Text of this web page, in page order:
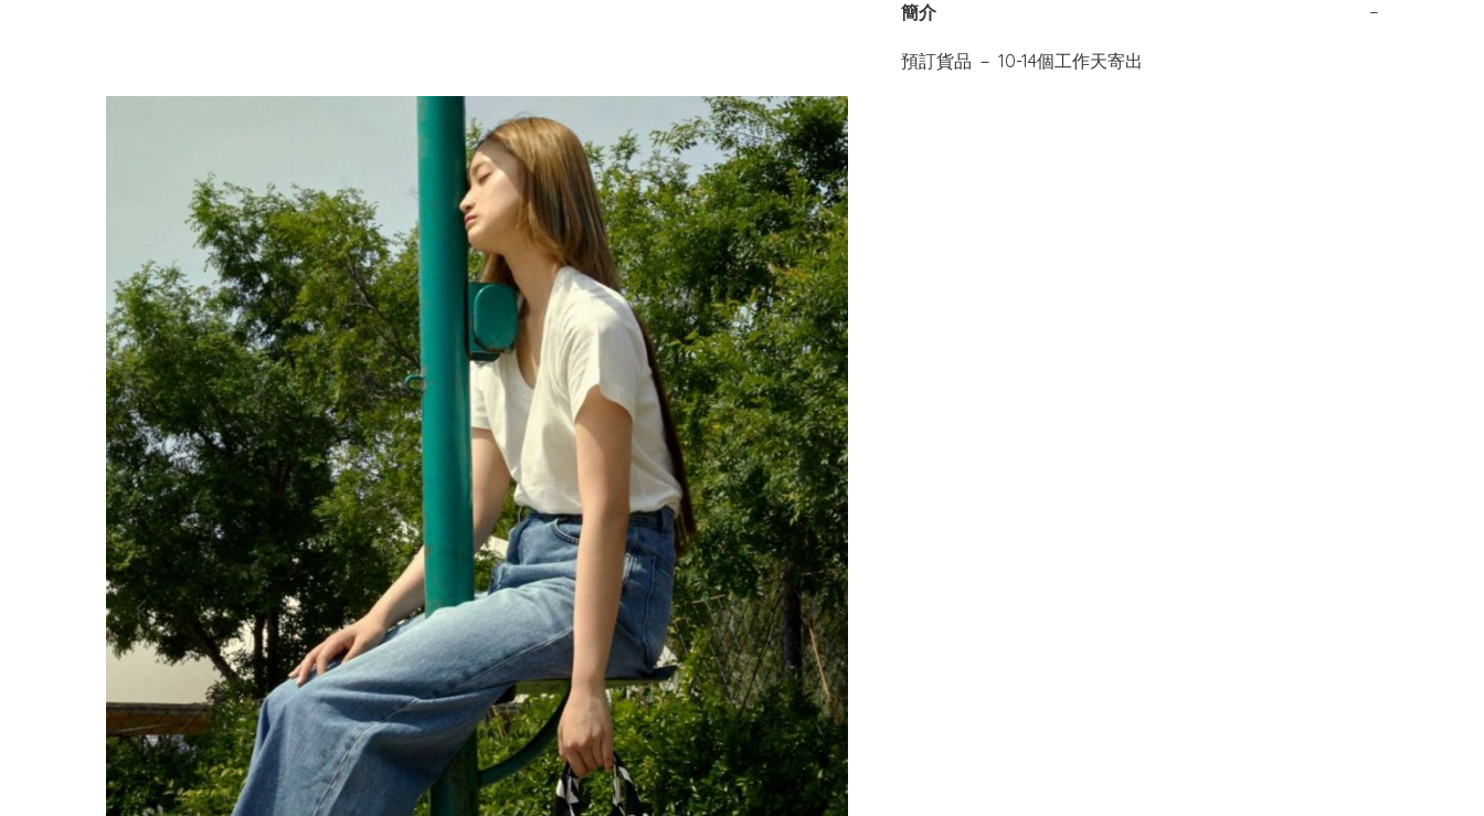
簡介 −
預訂貨品 － 10-14個工作天寄出